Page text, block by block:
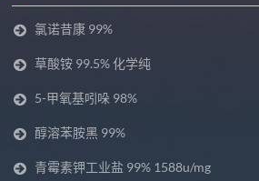
氯诺昔康 99%
草酸铵 99.5% 化学纯
5-甲氧基吲哚 98%
醇溶苯胺黑 99%
青霉素钾工业盐 99% 1588u/mg